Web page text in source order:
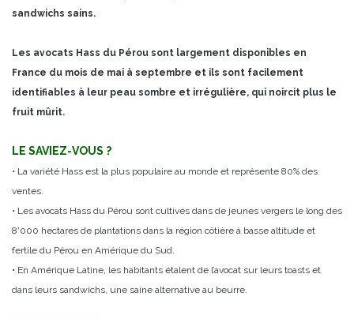
sandwichs sains.
Les avocats Hass du Pérou sont largement disponibles en
France du mois de mai à septembre et ils sont facilement
identifiables à leur peau sombre et irrégulière, qui noircit plus le
fruit mûrit.
LE SAVIEZ-VOUS ?
• La variété Hass est la plus populaire au monde et représente 80% des
ventes.
• Les avocats Hass du Pérou sont cultivés dans de jeunes vergers le long des
8'000 hectares de plantations dans la région côtière à basse altitude et
fertile du Pérou en Amérique du Sud.
• En Amérique Latine, les habitants étalent de l’avocat sur leurs toasts et
dans leurs sandwichs, une saine alternative au beurre.